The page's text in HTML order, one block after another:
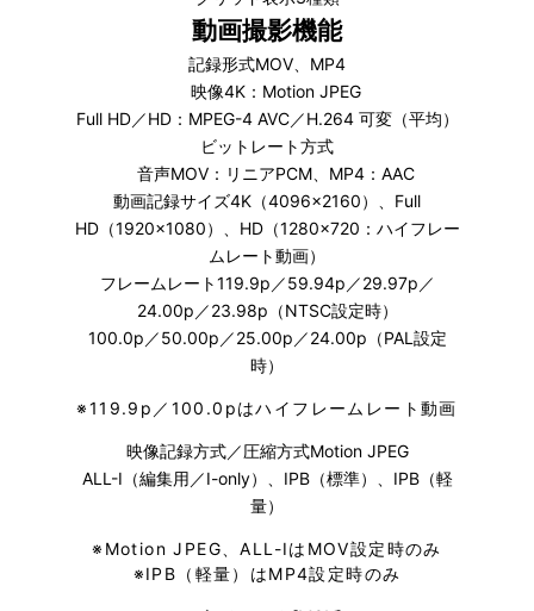
動画撮影機能
記録形式MOV、MP4
映像4K：Motion JPEG
Full HD／HD：MPEG-4 AVC／H.264 可変（平均）
ビットレート方式
音声MOV：リニアPCM、MP4：AAC
動画記録サイズ4K（4096×2160）、Full
HD（1920×1080）、HD（1280×720：ハイフレー
ムレート動画）
フレームレート119.9p／59.94p／29.97p／
24.00p／23.98p（NTSC設定時）
100.0p／50.00p／25.00p／24.00p（PAL設定
時）
※119.9p／100.0pはハイフレームレート動画
映像記録方式／圧縮方式Motion JPEG
ALL-I（編集用／I-only）、IPB（標準）、IPB（軽
量）
※ Motion JPEG、ALL-IはMOV設定時のみ
※IPB（軽量）はMP4設定時のみ